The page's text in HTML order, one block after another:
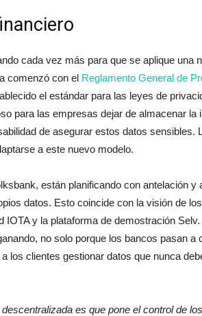
cada vez más para que se aplique una
comenzó con el Reglamento General de
el estándar para las leyes de
para las empresas dejar de almacenar la
de asegurar estos datos sensibles.
a este nuevo modelo.
están planificando con antelación y
datos. Esto coincide con la visión de
IOTA y la plataforma de demostración
no solo porque los bancos pasan a
los clientes gestionar datos que nunca
es que pone el control de